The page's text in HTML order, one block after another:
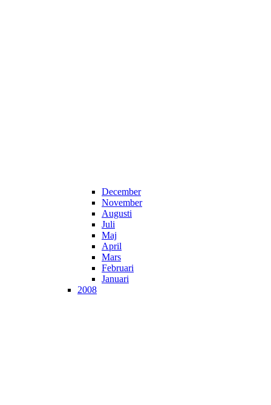
December
November
Augusti
Juli
Maj
April
Mars
Februari
Januari
2008